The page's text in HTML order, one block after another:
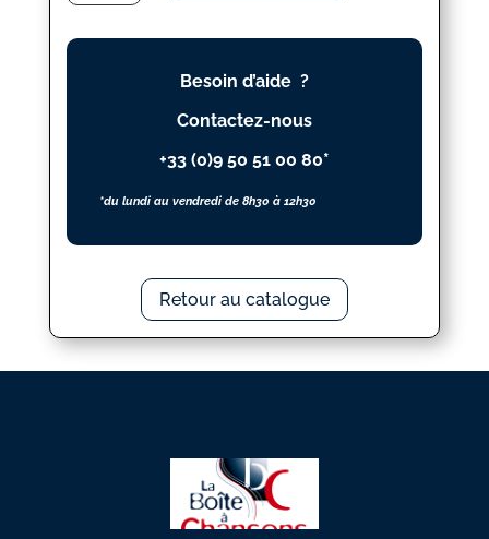
JAZZ
ET
Besoin d’aide ?
Contactez-nous
+33 (0)9 50 51 00 80*
*du lundi au vendredi de 8h30 à 12h30
Retour au catalogue